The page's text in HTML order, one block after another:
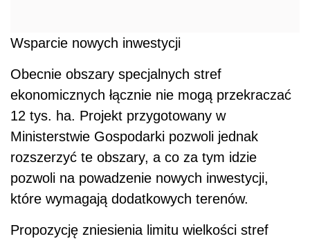
Wsparcie nowych inwestycji
Obecnie obszary specjalnych stref
ekonomicznych łącznie nie mogą przekraczać
12 tys. ha. Projekt przygotowany w
Ministerstwie Gospodarki pozwoli jednak
rozszerzyć te obszary, a co za tym idzie
pozwoli na powadzenie nowych inwestycji,
które wymagają dodatkowych terenów.
Propozycję zniesienia limitu wielkości stref